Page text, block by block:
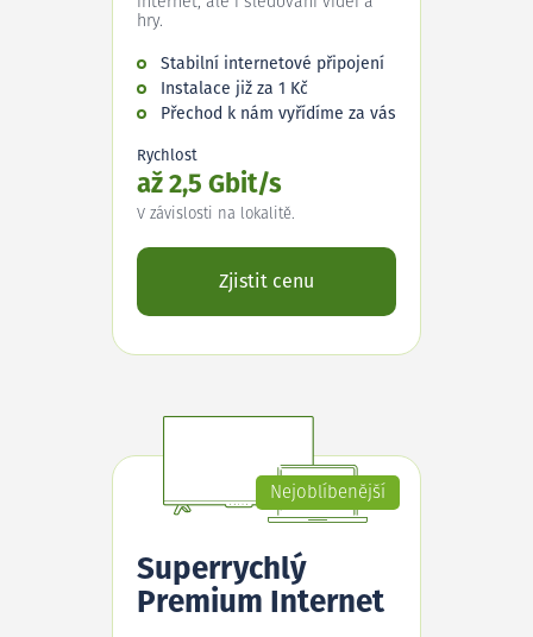
hry.
Stabilní internetové připojení
Instalace již za 1 Kč
Přechod k nám vyřídíme za vás
Rychlost
až 2,5 Gbit/s
V závislosti na lokalitě.
Zjistit cenu
Nejoblíbenější
Superrychlý
Premium Internet